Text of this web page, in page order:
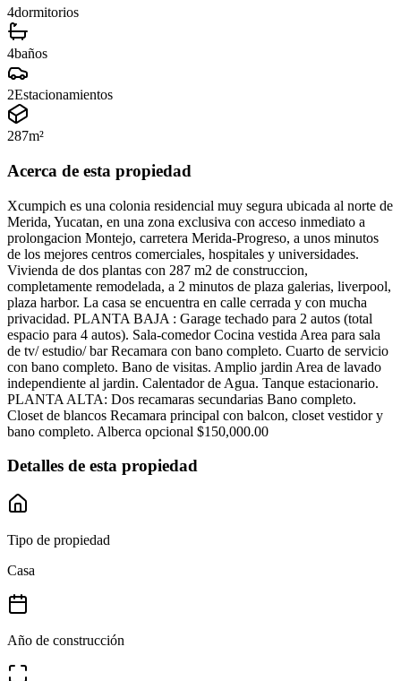
4dormitorios
4baños
2Estacionamientos
287m²
Acerca de esta propiedad
Xcumpich es una colonia residencial muy segura ubicada al norte de
Merida, Yucatan, en una zona exclusiva con acceso inmediato a
prolongacion Montejo, carretera Merida-Progreso, a unos minutos
de los mejores centros comerciales, hospitales y universidades.
Vivienda de dos plantas con 287 m2 de construccion,
completamente remodelada, a 2 minutos de plaza galerias, liverpool,
plaza harbor. La casa se encuentra en calle cerrada y con mucha
privacidad. PLANTA BAJA : Garage techado para 2 autos (total
espacio para 4 autos). Sala-comedor Cocina vestida Area para sala
de tv/ estudio/ bar Recamara con bano completo. Cuarto de servicio
con bano completo. Bano de visitas. Amplio jardin Area de lavado
independiente al jardin. Calentador de Agua. Tanque estacionario.
PLANTA ALTA: Dos recamaras secundarias Bano completo.
Closet de blancos Recamara principal con balcon, closet vestidor y
bano completo. Alberca opcional $150,000.00
Detalles de esta propiedad
Tipo de propiedad
Casa
Año de construcción